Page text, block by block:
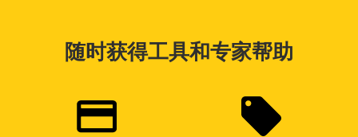
随时获得工具和专家帮助